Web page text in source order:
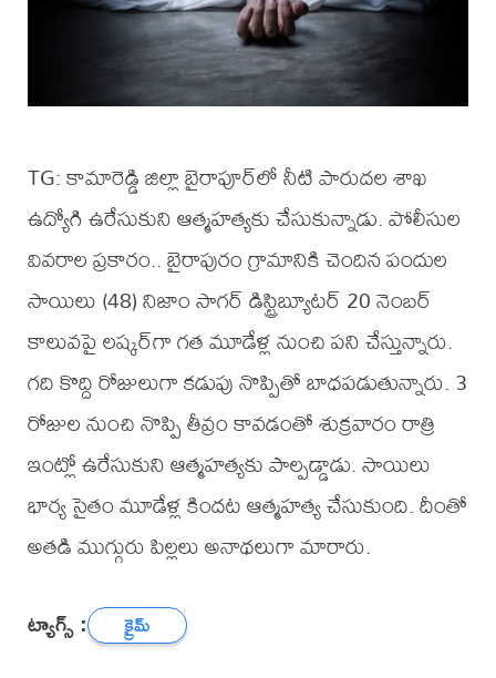
TG: కామారెడ్డి జిల్లా బైరాపూర్​లో నీటి పారుదల శాఖ
ఉద్యోగి ఉరేసుకుని ఆత్మహత్యకు చేసుకున్నాడు. పోలీసుల
వివరాల ప్రకారం.. బైరాపురం గ్రామానికి చెందిన పందుల
సాయిలు (48) నిజాం సాగర్ డిస్ట్రిబ్యూటర్ 20 నెంబర్
కాలువపై లష్కర్​గా గత మూడేళ్ల నుంచి పని చేస్తున్నారు.
గది కొద్ది రోజులుగా కడుపు నొప్పితో బాధపడుతున్నారు. 3
రోజుల నుంచి నొప్పి తీవ్రం కావడంతో శుక్రవారం రాత్రి
ఇంట్లో ఉరేసుకుని ఆత్మహత్యకు పాల్పడ్డాడు. సాయిలు
భార్య సైతం మూడేళ్ల కిందట ఆత్మహత్య చేసుకుంది. దీంతో
అతడి ముగ్గురు పిల్లలు అనాథలుగా మారారు.
ట్యాగ్స్ : క్రైమ్